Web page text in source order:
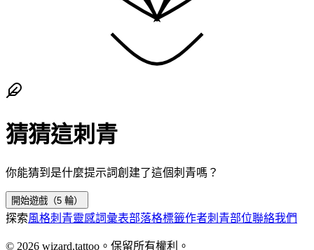
猜猜這刺青
你能猜到是什麼提示詞創建了這個刺青嗎？
開始遊戲（5 輪）
探索風格刺青靈感詞彙表部落格標籤作者刺青部位聯絡我們
© 2026 wizard.tattoo。保留所有權利。